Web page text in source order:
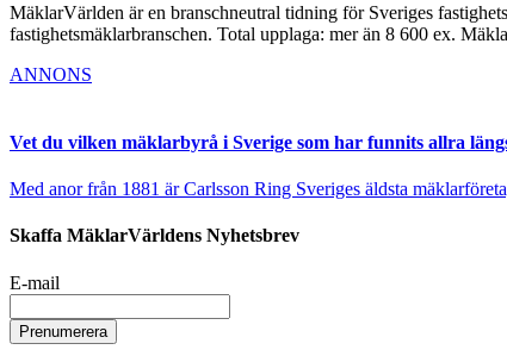
MäklarVärlden är en branschneutral tidning för Sveriges
fastighetsmäklarbranschen. Total upplaga: mer än 8 600 ex.
ANNONS
Vet du vilken mäklarbyrå i Sverige som har funnits allra
Med anor från 1881 är Carlsson Ring Sveriges äldsta
Skaffa MäklarVärldens Nyhetsbrev
E-mail
Prenumerera